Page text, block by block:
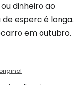
dinheiro ao
espera é longa.
em outubro.